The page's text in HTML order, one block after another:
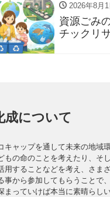
2026年8月1
資源ごみ
チックリ
成について
キャップを通して未来の地域
もの命のことを考えたり、そ
用することなどを考え、さま
事から参加してもらうことで
まっていけば本当に素晴らし